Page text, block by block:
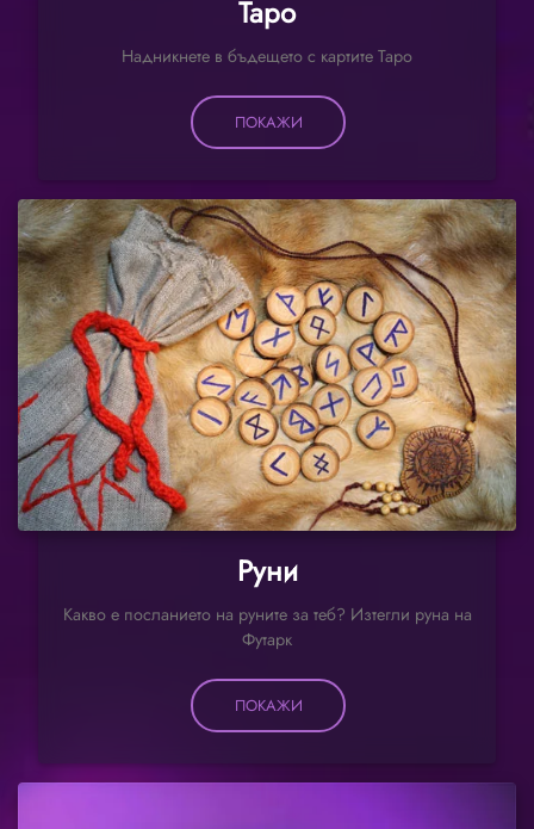
Таро
Надникнете в бъдещето с картите Таро
ПОКАЖИ
Руни
Какво е посланието на руните за теб? Изтегли руна на
Футарк
ПОКАЖИ